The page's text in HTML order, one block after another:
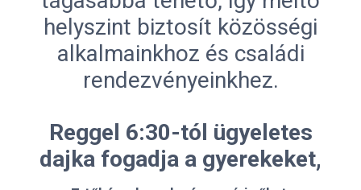
helyszint biztosít közösségi
alkalmainkhoz és családi
rendezvényeinkhez.
Reggel 6:30-tól ügyeletes
dajka fogadja a gyerekeket,